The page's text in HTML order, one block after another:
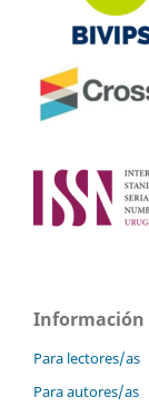
Información
Para lectores/as
Para autores/as